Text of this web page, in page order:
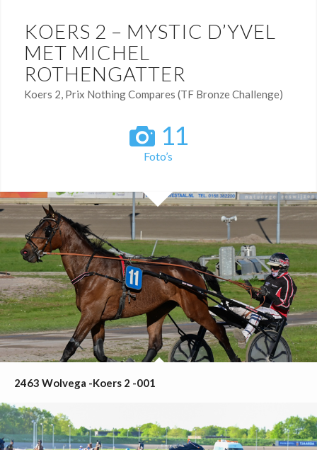
KOERS 2 – MYSTIC D’YVEL
MET MICHEL
ROTHENGATTER
Koers 2, Prix Nothing Compares (TF Bronze Challenge)
11
Foto’s
2463 Wolvega -Koers 2 -001